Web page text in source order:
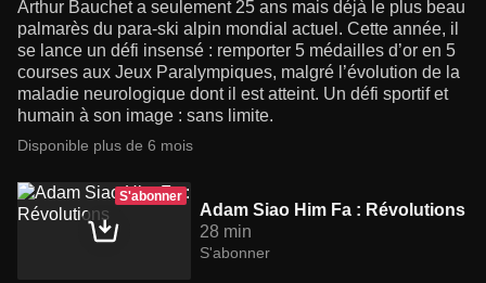
Arthur Bauchet a seulement 25 ans mais déjà le plus beau
palmarès du para-ski alpin mondial actuel. Cette année, il
se lance un défi insensé : remporter 5 médailles d’or en 5
courses aux Jeux Paralympiques, malgré l’évolution de la
maladie neurologique dont il est atteint. Un défi sportif et
humain à son image : sans limite.
Disponible plus de 6 mois
S'abonner
Adam Siao Him Fa : Révolutions
28 min
S'abonner